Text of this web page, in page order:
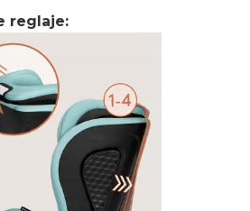
reglaje: